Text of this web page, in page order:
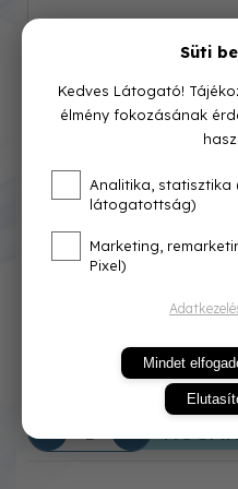
Cikkszám: 202-006
Azonnal raktárról
2 300 Ft
Süti
Kedves Látogató!
élmény fokozásának
Analitika, statisztika
látogatottság)
Marketing,
Pixel)
Mindet